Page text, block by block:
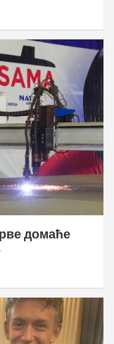
домаће